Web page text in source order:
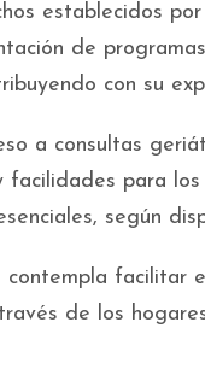
establecidos
de
con su
a consultas
facilidades para
según
facilitar
de los